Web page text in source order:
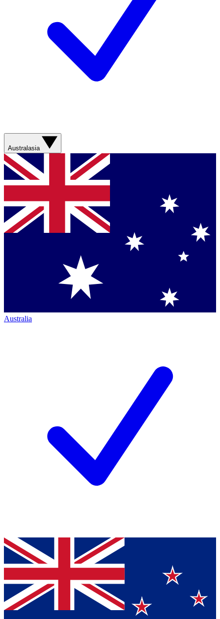
Australasia
Australia